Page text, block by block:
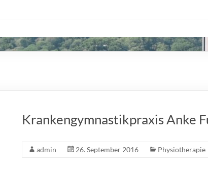
Krankengymnastikpraxis Anke
admin 26. September 2016 Physiotherapie